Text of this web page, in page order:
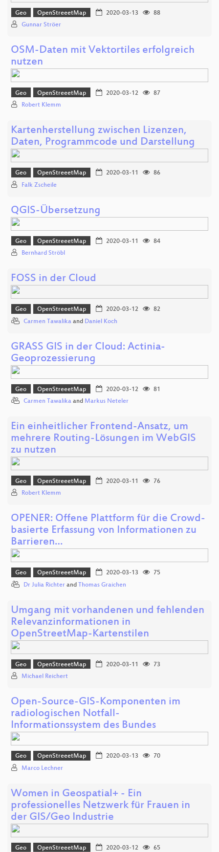
Geo OpenStreeetMap 2020-03-13
88
Gunnar Ströer
OSM-Daten mit Vektortiles erfolgreich
nutzen
Geo OpenStreeetMap 2020-03-12
87
Robert Klemm
Kartenherstellung zwischen Lizenzen,
Daten, Programmcode und Darstellung
Geo OpenStreeetMap 2020-03-11
86
Falk Zscheile
QGIS-Übersetzung
Geo OpenStreeetMap 2020-03-11
84
Bernhard Ströbl
FOSS in der Cloud
Geo OpenStreeetMap 2020-03-12
82
Carmen Tawalika and Daniel Koch
GRASS GIS in der Cloud: Actinia-
Geoprozessierung
Geo OpenStreeetMap 2020-03-12
81
Carmen Tawalika and Markus Neteler
Ein einheitlicher Frontend-Ansatz, um
mehrere Routing-Lösungen im WebGIS
zu nutzen
Geo OpenStreeetMap 2020-03-11
76
Robert Klemm
OPENER: Offene Plattform für die Crowd-
basierte Erfassung von Informationen zu
Barrieren…
Geo OpenStreeetMap 2020-03-13
75
Dr Julia Richter and Thomas Graichen
Umgang mit vorhandenen und fehlenden
Relevanzinformationen in
OpenStreetMap-Kartenstilen
Geo OpenStreeetMap 2020-03-11
73
Michael Reichert
Open-Source-GIS-Komponenten im
radiologischen Notfall-
Informationssystem des Bundes
Geo OpenStreeetMap 2020-03-13
70
Marco Lechner
Women in Geospatial+ - Ein
professionelles Netzwerk für Frauen in
der GIS/Geo Industrie
Geo OpenStreeetMap 2020-03-12
65